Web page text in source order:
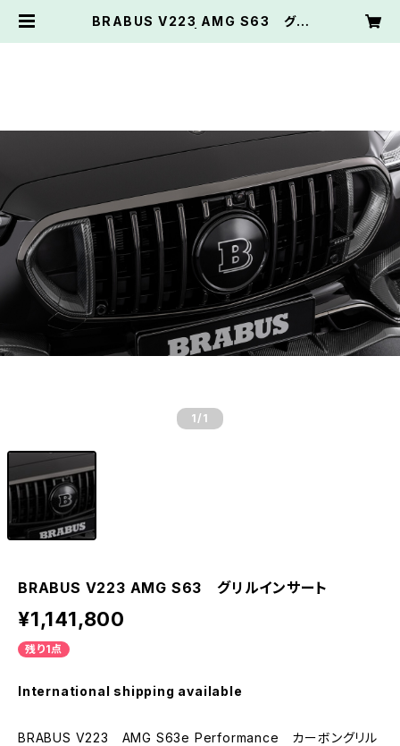
BRABUS V223 AMG S63 グリ
1 /1
BRABUS V223 AMG S63 グリルインサート
¥1,141,800
残り1点
International shipping available
BRABUS V223 AMG S63e Performance カーボングリル